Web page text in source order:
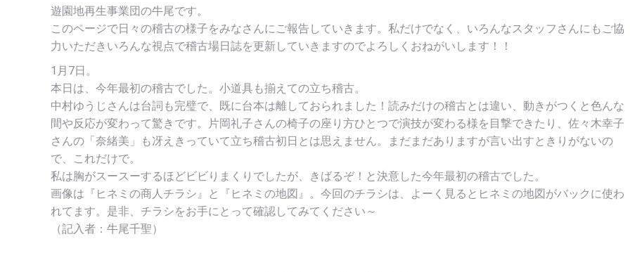
遊園地再生事業団の牛尾です。
このページで日々の稽古の様子をみなさんにご報告していきます。私だけでなく、いろんなスタッフさんにもご協
力いただきいろんな視点で稽古場日誌を更新していきますのでよろしくおねがいします！！
1月7日。
本日は、今年最初の稽古でした。小道具も揃えての立ち稽古。
中村ゆうじさんは台詞も完璧で、既に台本は離しておられました！読みだけの稽古とは違い、動きがつくと色んな
間や反応が変わって驚きです。片岡礼子さんの椅子の座り方ひとつで演技が変わる様を目撃できたり、佐々木幸子
さんの「奈緒美」も冴えきっていて立ち稽古初日とは思えません。まだまだありますが言い出すときりがないの
で、これだけで。
私は胸がスースーするほどビビりまくりでしたが、きばるぞ！と決意した今年最初の稽古でした。
画像は『ヒネミの商人チラシ』と『ヒネミの地図』。今回のチラシは、よーく見るとヒネミの地図がバックに使わ
れてます。是非、チラシをお手にとって確認してみてください～
（記入者：牛尾千聖）